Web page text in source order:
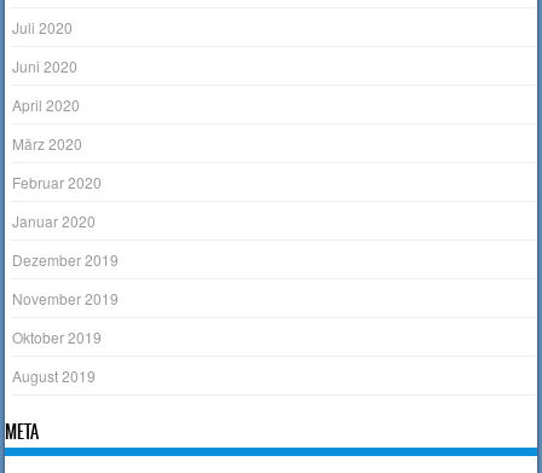
Juli 2020
Juni 2020
April 2020
März 2020
Februar 2020
Januar 2020
Dezember 2019
November 2019
Oktober 2019
August 2019
META